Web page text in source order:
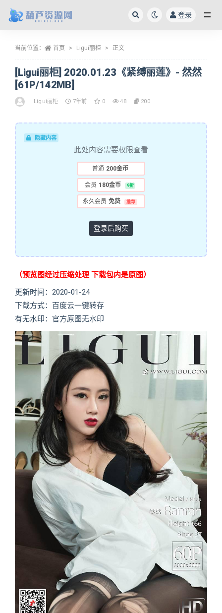
登录
当前位置： 首页 Ligui丽柜 正文
[Ligui丽柜] 2020.01.23《紧缚丽莲》- 然然
[61P/142MB]
Ligui丽柜 7年前 0 48 200
隐藏内容
此处内容需要权限查看
普通 200金币
会员 180金币 9折
永久会员 免费 推荐
登录后购买
（预览图经过压缩处理 下载包内是原图）
更新时间：2020-01-24
下载方式：百度云一键转存
有无水印：官方原图无水印